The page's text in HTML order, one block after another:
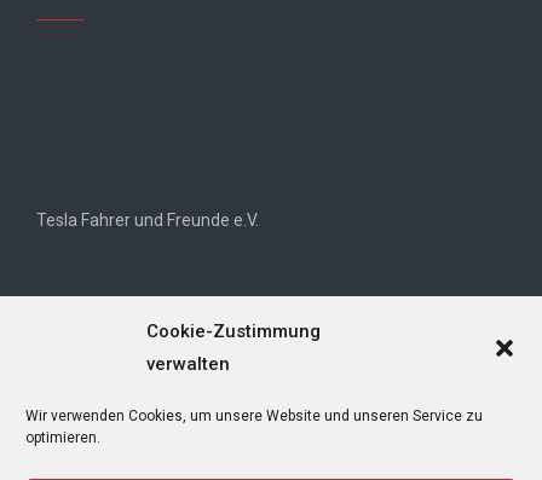
Cookie-Zustimmung
verwalten
Wir verwenden Cookies, um unsere Website und unseren Service zu
optimieren.
Tesla Fahrer und Freunde e.V.
Tesla Owners Club Helvetia (TOCH)